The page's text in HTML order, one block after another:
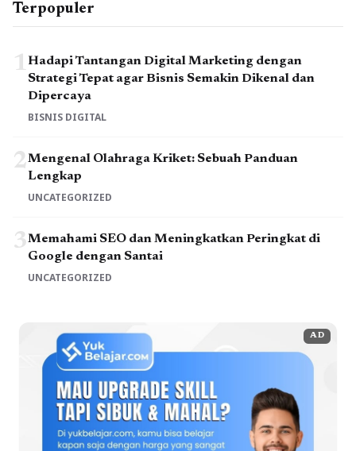
Terpopuler
1Hadapi Tantangan Digital Marketing dengan
Strategi Tepat agar Bisnis Semakin Dikenal dan
Dipercaya
BISNIS DIGITAL
2Mengenal Olahraga Kriket: Sebuah Panduan
Lengkap
UNCATEGORIZED
3Memahami SEO dan Meningkatkan Peringkat di
Google dengan Santai
UNCATEGORIZED
AD